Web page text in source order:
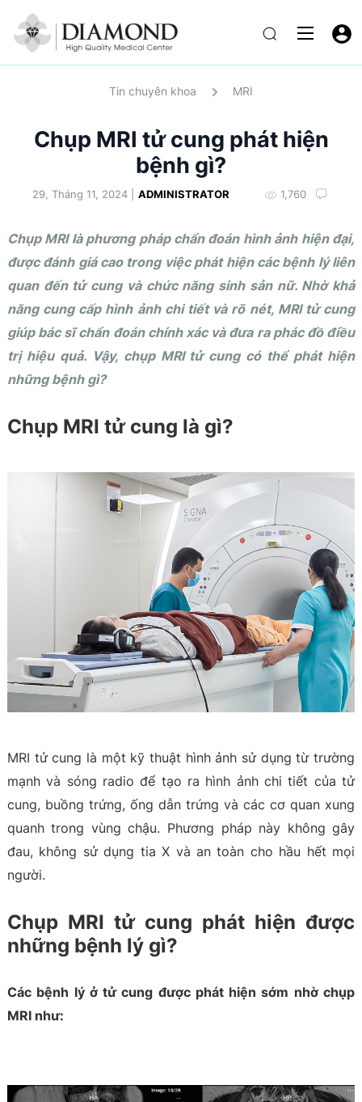
Tin chuyên khoa MRI
Chụp MRI tử cung phát hiện
bệnh gì?
29, Tháng 11, 2024 | ADMINISTRATOR 1,760
Chụp MRI là phương pháp chẩn đoán hình ảnh hiện đại,
được đánh giá cao trong việc phát hiện các bệnh lý liên
quan đến tử cung và chức năng sinh sản nữ. Nhờ khả
năng cung cấp hình ảnh chi tiết và rõ nét, MRI tử cung
giúp bác sĩ chẩn đoán chính xác và đưa ra phác đồ điều
trị hiệu quả. Vậy, chụp MRI tử cung có thể phát hiện
những bệnh gì?
Chụp MRI tử cung là gì?
MRI tử cung là một kỹ thuật hình ảnh sử dụng từ trường
mạnh và sóng radio để tạo ra hình ảnh chi tiết của tử
cung, buồng trứng, ống dẫn trứng và các cơ quan xung
quanh trong vùng chậu. Phương pháp này không gây
đau, không sử dụng tia X và an toàn cho hầu hết mọi
người.
Chụp MRI tử cung phát hiện được
những bệnh lý gì?
Các bệnh lý ở tử cung được phát hiện sớm nhờ chụp
MRI như: